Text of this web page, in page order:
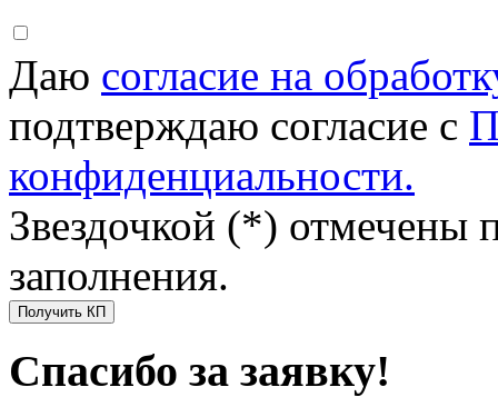
Даю согласие на
подтверждаю согласие с
конфиденциальности.
Звездочкой (*) отмечены
заполнения.
Получить КП
Спасибо за заявку!